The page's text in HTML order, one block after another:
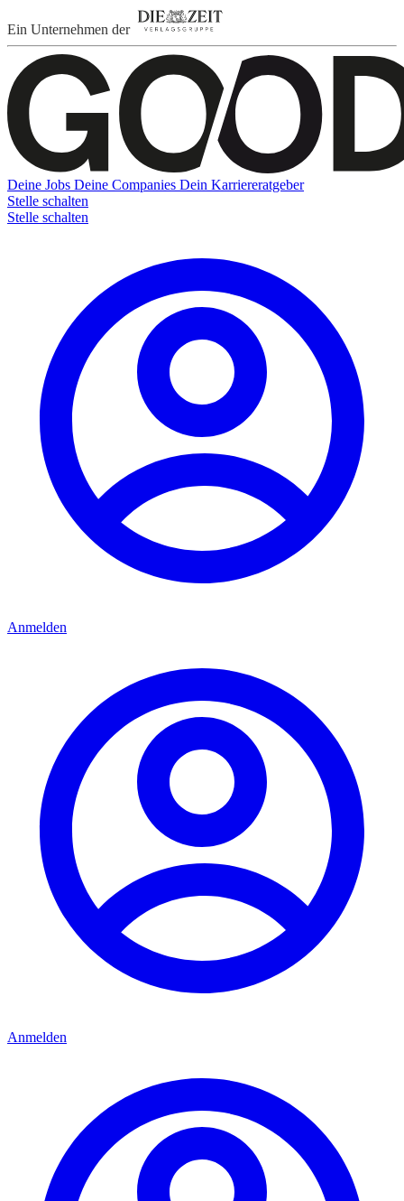
Ein Unternehmen der
Deine Jobs Deine Companies Dein Karriereratgeber
Stelle schalten
Stelle schalten
Anmelden
Anmelden